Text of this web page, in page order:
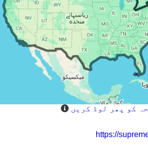
کو پھر لوڈ کریں
https://